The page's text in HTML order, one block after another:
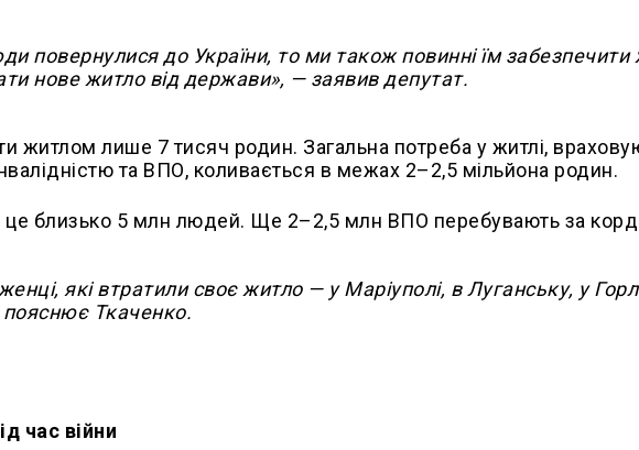
повернулися до України, то ми також повинні їм забезпечити
нове житло від держави», — заявив депутат.
житлом лише 7 тисяч родин. Загальна потреба у житлі,
та ВПО, коливається в межах 2–2,5 мільйона родин.
це близько 5 млн людей. Ще 2–2,5 млн ВПО перебувають за
які втратили своє житло — у Маріуполі, в Луганську, у
пояснює Ткаченко.
час війни